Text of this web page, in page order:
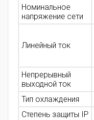
Номинальное
напряжение сети
Линейный ток
Непрерывный
выходной ток
Тип охлаждения
Степень защиты IP